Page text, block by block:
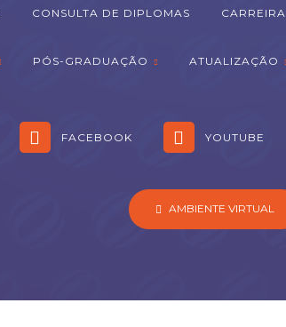
CONSULTA DE DIPLOMAS CARREIRA
PÓS-GRADUAÇÃO ATUALIZAÇÃO
FACEBOOK YOUTUBE
AMBIENTE VIRTUAL